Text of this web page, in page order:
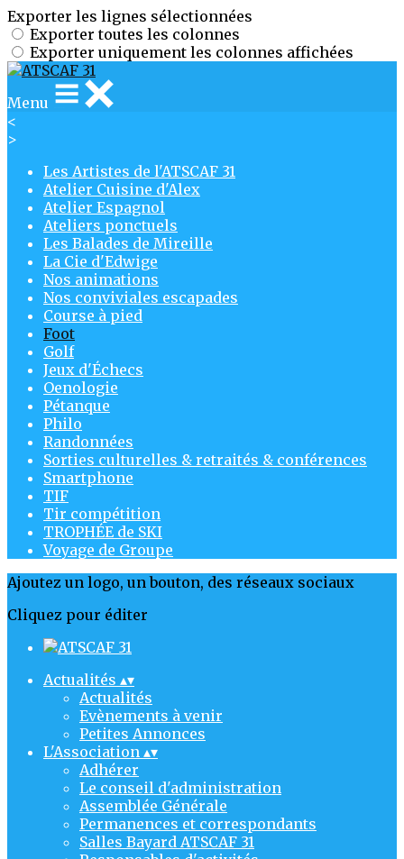
Exporter les lignes sélectionnées
Exporter toutes les colonnes
Exporter uniquement les colonnes affichées
Menu
<
>
Les Artistes de l'ATSCAF 31
Atelier Cuisine d'Alex
Atelier Espagnol
Ateliers ponctuels
Les Balades de Mireille
La Cie d'Edwige
Nos animations
Nos conviviales escapades
Course à pied
Foot
Golf
Jeux d'Échecs
Oenologie
Pétanque
Philo
Randonnées
Sorties culturelles & retraités & conférences
Smartphone
TIF
Tir compétition
TROPHÉE de SKI
Voyage de Groupe
Ajoutez un logo, un bouton, des réseaux sociaux
Cliquez pour éditer
Actualités ▴▾
Actualités
Evènements à venir
Petites Annonces
L'Association ▴▾
Adhérer
Le conseil d'administration
Assemblée Générale
Permanences et correspondants
Salles Bayard ATSCAF 31